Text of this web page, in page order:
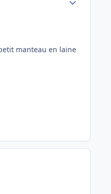
manteau en laine